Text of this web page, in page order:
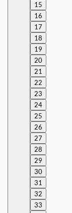
15
16
17
18
19
20
21
22
23
24
25
26
27
28
29
30
31
32
33